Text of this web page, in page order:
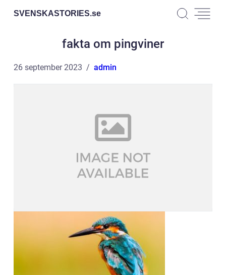
SVENSKASTORIES.se
fakta om pingviner
26 september 2023 admin